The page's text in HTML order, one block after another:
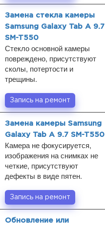
Замена стекла камеры
Samsung Galaxy Tab A 9.7
SM-T550
Стекло основной камеры
повреждено, присутствуют
сколы, потертости и
трещины.
Запись на ремонт
Замена камеры Samsung
Galaxy Tab A 9.7 SM-T550
Камера не фокусируется,
изображения на снимках не
четкие, присутствуют
дефекты в виде пятен.
Запись на ремонт
Обновление или